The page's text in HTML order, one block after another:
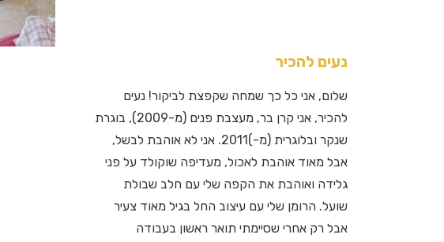
נעים להכיר
שלום, אני כל כך שמחה שקפצת לביקור! נעים
להכיר, אני קרן בר, מעצבת פנים (מ-2009), בוגרת
שנקר ובלוגרית (מ-)2011. אני לא אוהבת לבשל,
אבל מאוד אוהבת לאכול, מעדיפה שוקולד על פני
גלידה ואוהבת את הקפה שלי עם חלב שבולת
שועל. הרומן שלי עם עיצוב החל בגיל מאוד צעיר
אבל רק אחרי שסיימתי תואר ראשון בעבודה